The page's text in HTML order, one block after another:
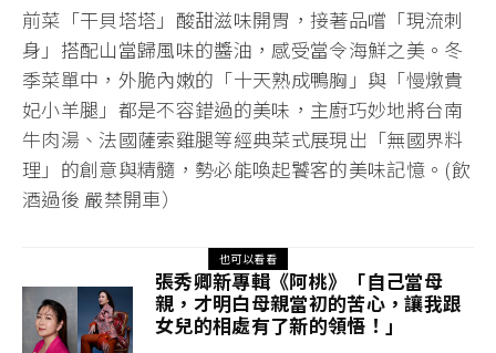
前菜「干貝塔塔」酸甜滋味開胃，接著品嚐「現流刺
身」搭配山當歸風味的醬油，感受當令海鮮之美。冬
季菜單中，外脆內嫩的「十天熟成鴨胸」與「慢燉貴
妃小羊腿」都是不容錯過的美味，主廚巧妙地將台南
牛肉湯、法國薩索雞腿等經典菜式展現出「無國界料
理」的創意與精髓，勢必能喚起饕客的美味記憶。(飲
酒過後 嚴禁開車）
也可以看看
張秀卿新專輯《阿桃》「自己當母
親，才明白母親當初的苦心，讓我跟
女兒的相處有了新的領悟！」